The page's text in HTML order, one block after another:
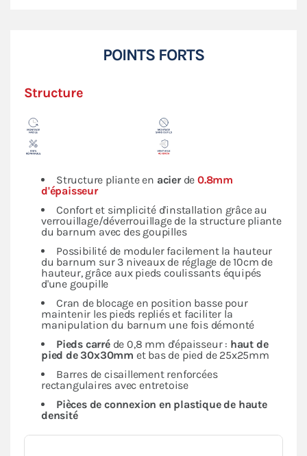
POINTS FORTS
Structure
Structure pliante en acier de0.8mm
d'épaisseur
Confort et simplicité d'installation grâce au
verrouillage/déverrouillage de la structure pliante
du barnum avec des goupilles
Possibilité de moduler facilement la hauteur
du barnum sur 3 niveaux de réglage de 10cm de
hauteur, grâce aux pieds coulissants équipés
d'une goupille
Cran de blocage en position basse pour
maintenir les pieds repliés et faciliter la
manipulation du barnum une fois démonté
Pieds carréde 0,8 mm d'épaisseur : haut de
pied de 30x30mm et bas de pied de 25x25mm
Barres de cisaillement renforcées
rectangulaires avec entretoise
Pièces de connexion en plastique de haute
densité